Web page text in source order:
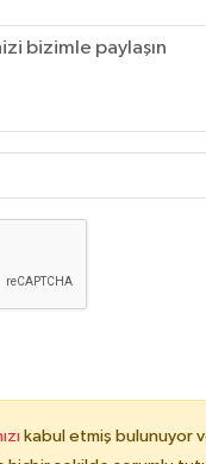
kabul etmiş bulunuyor